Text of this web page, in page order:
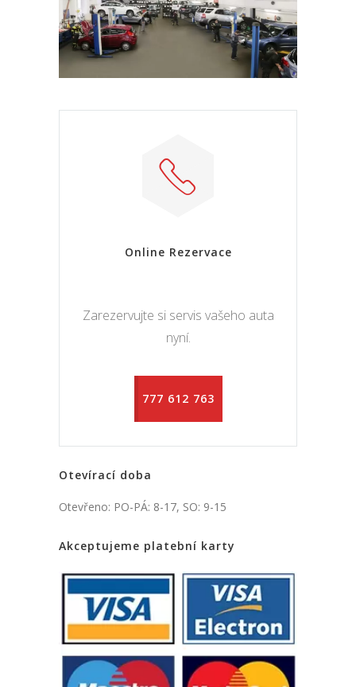
Online Rezervace
Zarezervujte si servis vašeho auta
nyní.
777 612 763
Otevírací doba
Otevřeno: PO-PÁ: 8-17, SO: 9-15
Akceptujeme platební karty